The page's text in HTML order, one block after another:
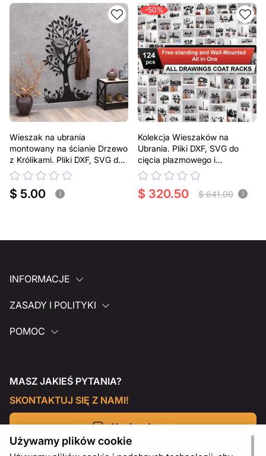
Wieszak na ubrania
montowany na ścianie Drzewo
z Królikami. Pliki DXF, SVG do
cięcia plazmowego i
laserowego
$ 5.00 i
-50%
Kolekcja Wieszaków na
Ubrania. Pliki DXF, SVG do
cięcia plazmowego i
laserowego
$ 320.50 $ 641.00 i
INFORMACJE
ZASADY I POLITYKI
POMOC
MASZ JAKIEŚ PYTANIA?
SKONTAKTUJ SIĘ Z NAMI!
Napisz do nas
Używamy plików cookie